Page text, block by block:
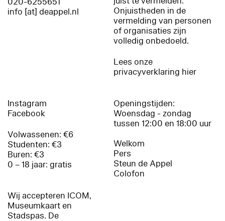
info [at] deappel.nl
Onjuistheden in de
vermelding van personen
of organisaties zijn
volledig onbedoeld.
Lees onze
privacyverklaring hier
Instagram
Facebook
Volwassenen: €6
Studenten: €3
Buren: €3
0 – 18 jaar: gratis
Wij accepteren ICOM,
Museumkaart en
Stadspas. De
Openingstijden:
Woensdag - zondag
tussen 12:00 en 18:00 uur
Welkom
Pers
Steun de Appel
Colofon